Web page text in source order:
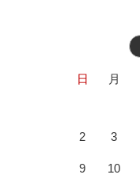
日 月
2 3
9 10